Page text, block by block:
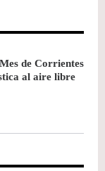
de Corrientes
al aire libre